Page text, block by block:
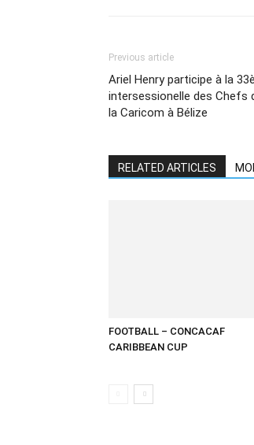
Previous article
Ariel Henry participe à la
intersessionelle des Chefs
la Caricom à Bélize
RELATED ARTICLES
FOOTBALL – CONCACAF
CARIBBEAN CUP